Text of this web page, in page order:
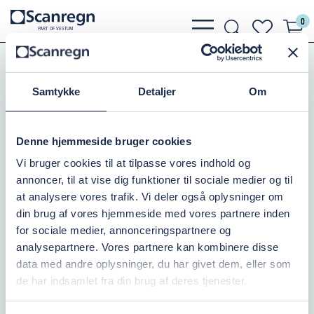
Samtykke Detaljer Om
Denne hjemmeside bruger cookies
Vi bruger cookies til at tilpasse vores indhold og
annoncer, til at vise dig funktioner til sociale medier og til
at analysere vores trafik. Vi deler også oplysninger om
din brug af vores hjemmeside med vores partnere inden
for sociale medier, annonceringspartnere og
analysepartnere. Vores partnere kan kombinere disse
data med andre oplysninger, du har givet dem, eller som
de har indsamlet fra din brug af deres tjenester.
PARTOF VESTUM
bars
light
search
light
heart 0
Pumper
FODMOTOR B3/5,5KW/1500
Varenr.:
På lager: 2
9.038,75 DKK inkl. moms
Læg i kurv